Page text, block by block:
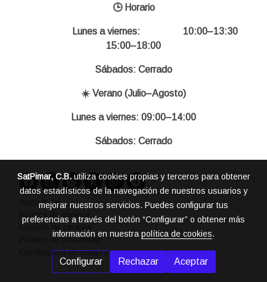
🕒 Horario
Lunes a viernes: 10:00–13:30
15:00–18:00
Sábados: Cerrado
☀️ Verano (Julio–Agosto)
Lunes a viernes: 09:00–14:00
Sábados: Cerrado
Aviso legal
Política de cookies
Gestión de cookies
Política de privacidad
Condiciones de compra
SatPimar, C.B.utiliza cookies propias y terceros para obtener
datos estadísticos de la navegación de nuestros usuarios y
mejorar nuestros servicios. Puedes configurar tus
preferencias a través del botón “Configurar” o obtener más
información en nuestra política de cookies.
Configurar Rechazar Aceptar